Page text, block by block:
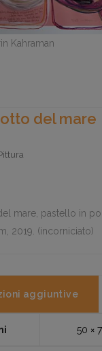
Kahraman
del mare
mare, pastello in
2019. (incorniciato)
aggiuntive
50 ×